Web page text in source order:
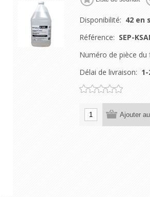
Disponibilité: 42 en
Référence: SEP-
Numéro de pièce du
Délai de livraison:
Ajouter